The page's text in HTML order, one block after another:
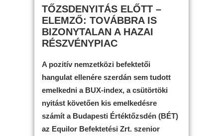
TŐZSDENYITÁS ELŐTT –
ELEMZŐ: TOVÁBBRA IS
BIZONYTALAN A HAZAI
RÉSZVÉNYPIAC
A pozitív nemzetközi befektetői
hangulat ellenére szerdán sem tudott
emelkedni a BUX-index, a csütörtöki
nyitást követően kis emelkedésre
számít a Budapesti Értéktőzsdén (BÉT)
az Equilor Befektetési Zrt. szenior